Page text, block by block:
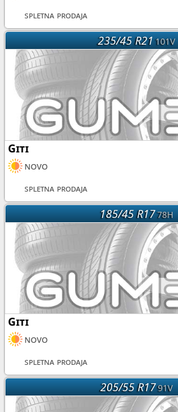
spletna prodaja
235/45 R21101V
Giti
novo
spletna prodaja
185/45 R1778H
Giti
novo
spletna prodaja
205/55 R1791V